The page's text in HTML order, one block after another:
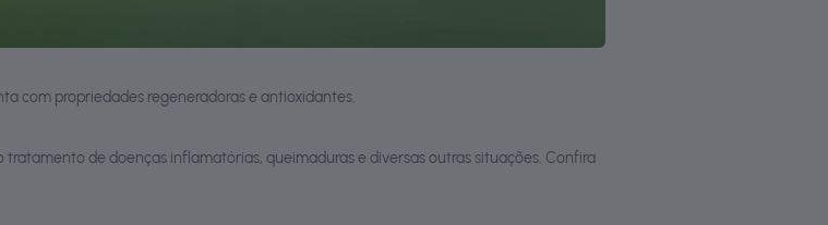
com propriedades regeneradoras e antioxidantes.
tratamento de doenças inflamatórias, queimaduras e diversas outras situações. Confira